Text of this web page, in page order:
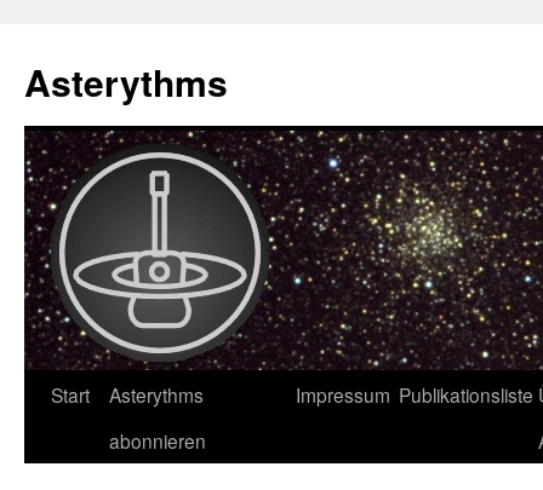
Asterythms
Zum
Start
Asterythms
abonnieren
Impressum Publikationsliste